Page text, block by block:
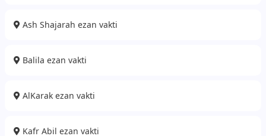
Ash Shajarah ezan vakti
Balila ezan vakti
AlKarak ezan vakti
Kafr Abil ezan vakti